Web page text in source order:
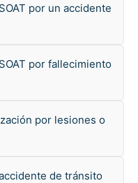
por un accidente
por fallecimiento
por lesiones o
de tránsito